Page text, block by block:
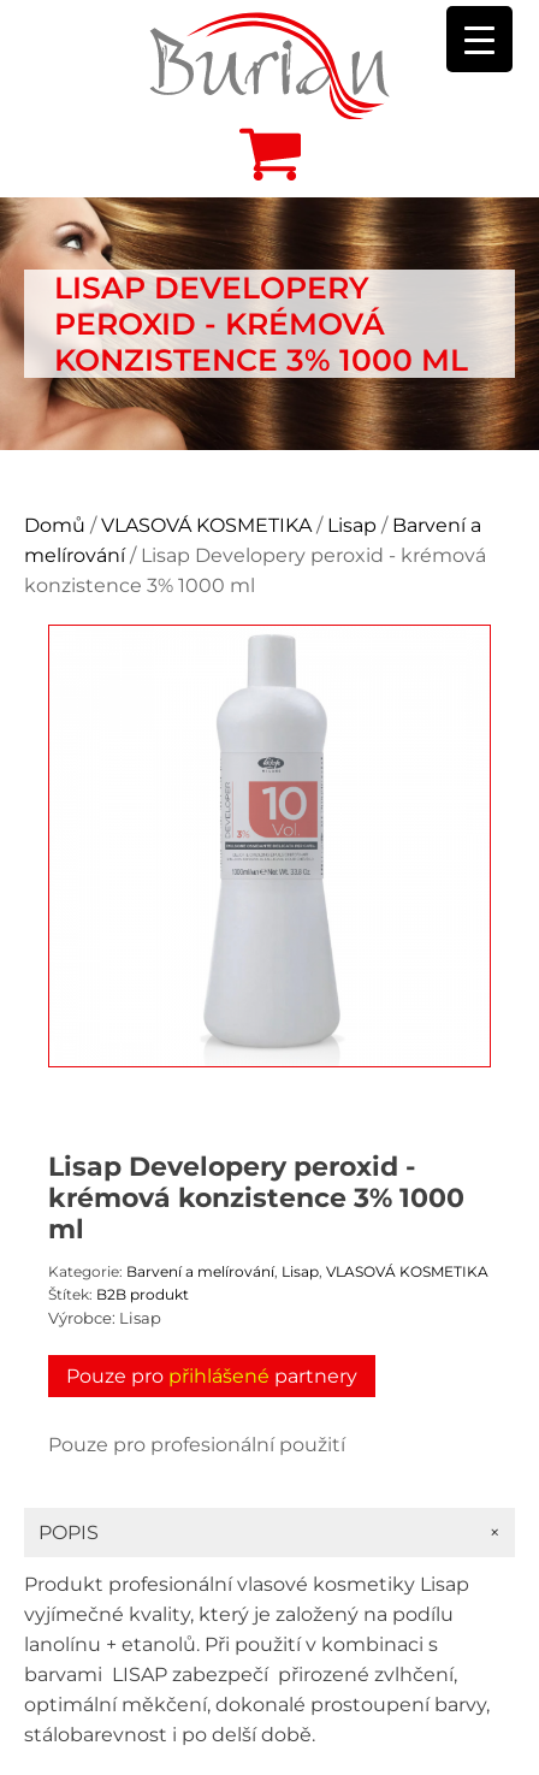
LISAP DEVELOPERY
PEROXID - KRÉMOVÁ
KONZISTENCE 3% 1000 ML
Domů /VLASOVÁ KOSMETIKA / Lisap / Barvení a
melírování/ Lisap Developery peroxid - krémová
konzistence 3% 1000 ml
Lisap Developery peroxid -
krémová konzistence 3% 1000
ml
Kategorie: Barvení a melírování, Lisap VLASOVÁ KOSMETIKA
Štítek: B2B produkt
Výrobce: Lisap
Pouze pro přihlášené partnery
Pouze pro profesionální použití
POPIS +
Produkt profesionální vlasové kosmetiky Lisap
vyjímečné kvality, který je založený na podílu
lanolínu + etanolů. Při použití v kombinaci s
barvami LISAP zabezpečí přirozené zvlhčení,
optimální měkčení, dokonalé prostoupení barvy,
stálobarevnost i po delší době.